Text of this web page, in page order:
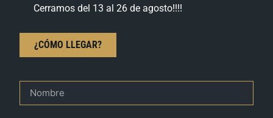
Cerramos del 13 al 26 de agosto!!!!
¿CÓMO LLEGAR?